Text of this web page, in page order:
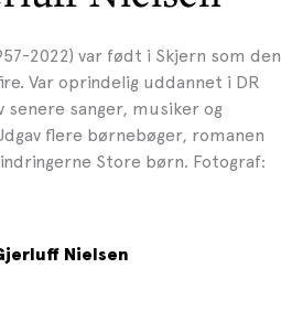
2022) var født i Skjern som den
Var oprindelig uddannet i DR
sanger, musiker og
flere børnebøger, romanen
Store børn. Fotograf:
Nielsen